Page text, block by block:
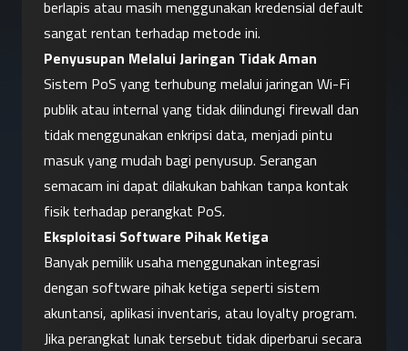
berlapis atau masih menggunakan kredensial default
sangat rentan terhadap metode ini.
Penyusupan Melalui Jaringan Tidak Aman
Sistem PoS yang terhubung melalui jaringan Wi-Fi
publik atau internal yang tidak dilindungi firewall dan
tidak menggunakan enkripsi data, menjadi pintu
masuk yang mudah bagi penyusup. Serangan
semacam ini dapat dilakukan bahkan tanpa kontak
fisik terhadap perangkat PoS.
Eksploitasi Software Pihak Ketiga
Banyak pemilik usaha menggunakan integrasi
dengan software pihak ketiga seperti sistem
akuntansi, aplikasi inventaris, atau loyalty program.
Jika perangkat lunak tersebut tidak diperbarui secara